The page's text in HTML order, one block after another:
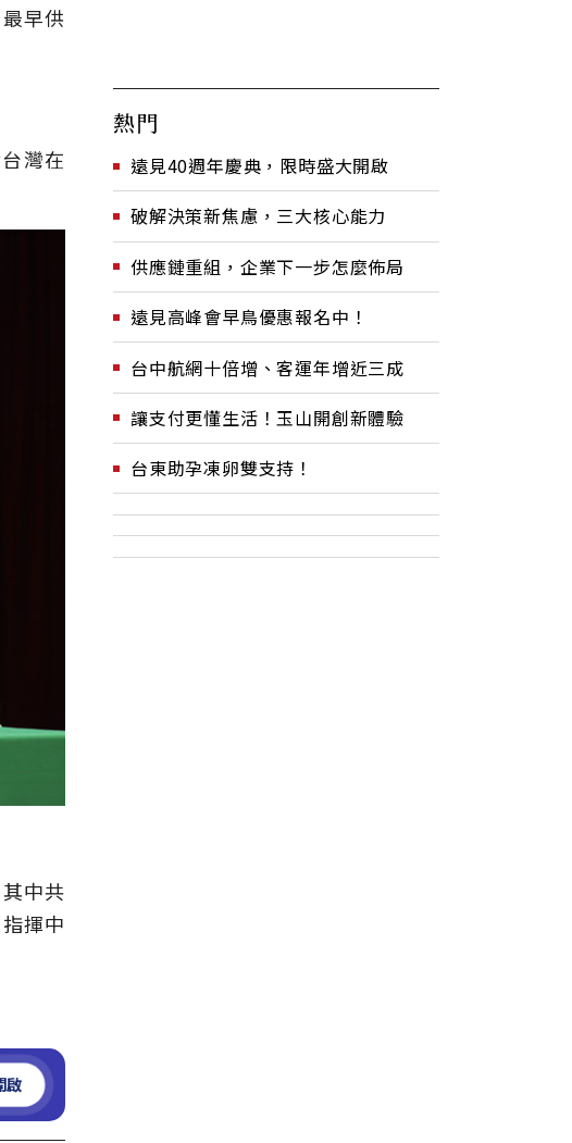
早供
灣在
中共
揮中
啟
熱門
遠見40週年慶典，限時盛大開啟
破解決策新焦慮，三大核心能力
供應鏈重組，企業下一步怎麼佈局
遠見高峰會早鳥優惠報名中！
台中航網十倍增、客運年增近三成
讓支付更懂生活！玉山開創新體驗
台東助孕凍卵雙支持！